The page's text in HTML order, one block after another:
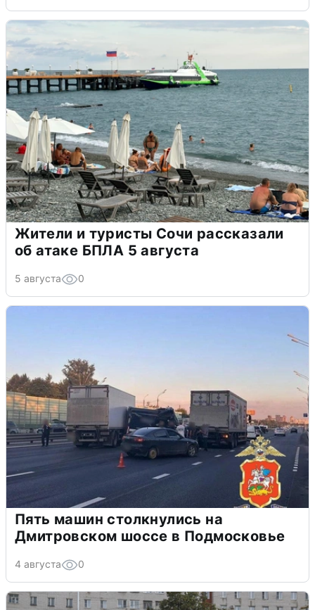
Жители и туристы Сочи рассказали
об атаке БПЛА 5 августа
5 августа 0
Пять машин столкнулись на
Дмитровском шоссе в Подмосковье
4 августа 0